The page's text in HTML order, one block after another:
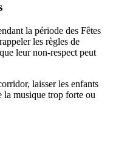
la période des Fêtes
les règles de
leur non-respect peut
laisser les enfants
la musique trop forte ou